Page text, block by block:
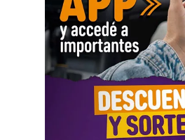
la CIDH «emita una
argentino en la que llame la
incompatibilidad de la reforma
interamericanos, y llame al
obligaciones en materia de
Solicitamos también que esa
a todos los tribunales locales para
como instrumento de
Uno de los principales motivos
conflictividad en el Sector Público
adquisitivo a partir de las
lo que va del 2026, los
en la Administración Pública
junio, mientras que la inflación